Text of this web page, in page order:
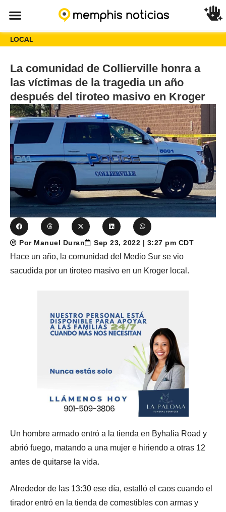
LOCAL
La comunidad de Collierville honra a
las víctimas de la tragedia un año
después del tiroteo masivo en Kroger
Por Manuel Duran Sep 23, 2022 | 3:27 pm CDT
Hace un año, la comunidad del Medio Sur se vio
sacudida por un tiroteo masivo en un Kroger local.
Un hombre armado entró a la tienda en Byhalia Road y
abrió fuego, matando a una mujer e hiriendo a otras 12
antes de quitarse la vida.
Alrededor de las 13:30 ese día, estalló el caos cuando el
tirador entró en la tienda de comestibles con armas y